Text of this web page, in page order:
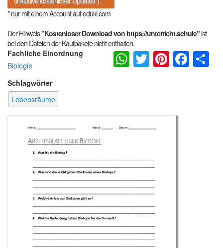
* nur mit einem Account auf eduki.com
Der Hinweis"Kostenloser Download von https://unterricht.schule"ist
bei den Dateien der Kaufpakete nicht enthalten.
Fachliche Einordnung
Biologie
Schlagwörter
Lebensräume
WhatsApp
Twitter